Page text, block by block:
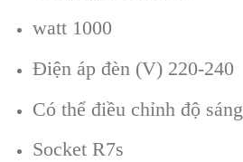
watt 1000
Điện áp đèn (V) 220-240
Có thể điều chỉnh độ sáng
Socket R7s